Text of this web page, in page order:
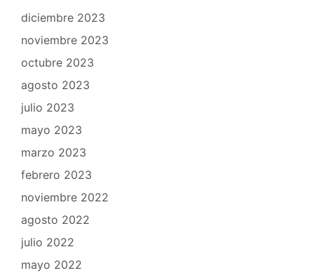
diciembre 2023
noviembre 2023
octubre 2023
agosto 2023
julio 2023
mayo 2023
marzo 2023
febrero 2023
noviembre 2022
agosto 2022
julio 2022
mayo 2022